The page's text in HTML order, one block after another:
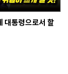
대통령으로서 할